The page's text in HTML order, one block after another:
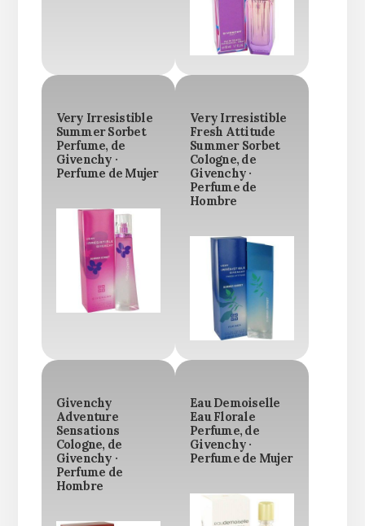
Very Irresistible
Summer Sorbet
Perfume, de
Givenchy ·
Perfume de Mujer
Very Irresistible
Fresh Attitude
Summer Sorbet
Cologne, de
Givenchy ·
Perfume de
Hombre
Givenchy
Adventure
Sensations
Cologne, de
Givenchy ·
Perfume de
Hombre
Eau Demoiselle
Eau Florale
Perfume, de
Givenchy ·
Perfume de Mujer